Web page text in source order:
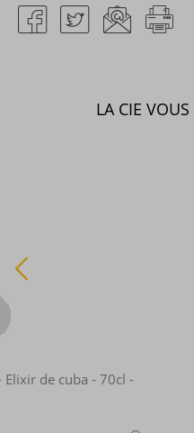
LA CIE
Ferroni - Liqueur -